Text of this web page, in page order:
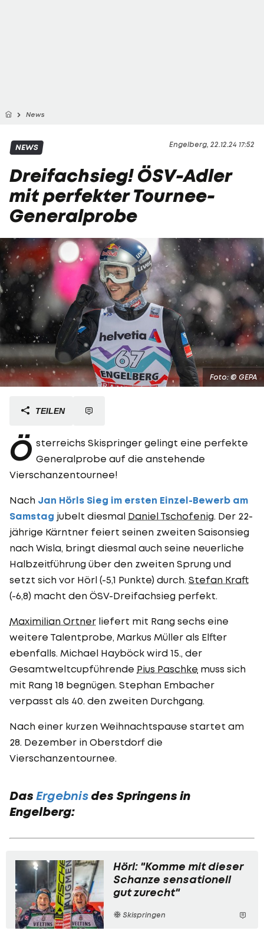
News
Engelberg, 22.12.24 17:52
NEWS
Dreifachsieg! ÖSV-Adler
mit perfekter Tournee-
Generalprobe
Foto: © GEPA
TEILEN
Ö sterreichs Skispringer gelingt eine perfekte
Generalprobe auf die anstehende
Vierschanzentournee!
Nach Jan Hörls Sieg im ersten Einzel-Bewerb am
Samstag jubelt diesmal Daniel Tschofenig. Der 22-
jährige Kärntner feiert seinen zweiten Saisonsieg
nach Wisla, bringt diesmal auch seine neuerliche
Halbzeitführung über den zweiten Sprung und
setzt sich vor Hörl (-5,1 Punkte) durch. Stefan Kraft
(-6,8) macht den ÖSV-Dreifachsieg perfekt.
Maximilian Ortner liefert mit Rang sechs eine
weitere Talentprobe, Markus Müller als Elfter
ebenfalls. Michael Hayböck wird 15., der
Gesamtweltcupführende Pius Paschke muss sich
mit Rang 18 begnügen. Stephan Embacher
verpasst als 40. den zweiten Durchgang.
Nach einer kurzen Weihnachtspause startet am
28. Dezember in Oberstdorf die
Vierschanzentournee.
Das Ergebnis des Springens in
Engelberg:
Hörl: "Komme mit dieser
Schanze sensationell
gut zurecht"
Skispringen